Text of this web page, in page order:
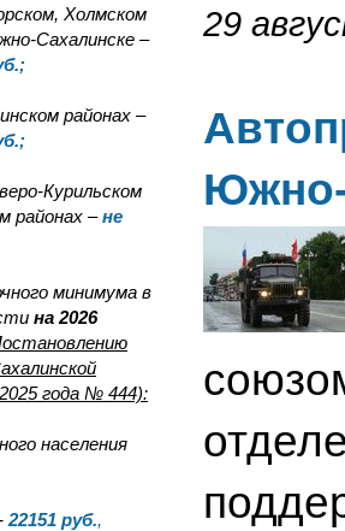
Холмском
Сахалинске –
районах –
Курильском
районах – не
минимума в
на 2026
года № 444):
населения
22151 руб.,
29